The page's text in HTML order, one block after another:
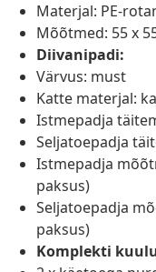
Materjal: PE-
Mõõtmed: 55 x
Diivanipadi:
Värvus: must
Katte materjal:
Istmepadja
Seljatoepadja
Istmepadja
paksus)
Seljatoepadja
paksus)
Komplekti